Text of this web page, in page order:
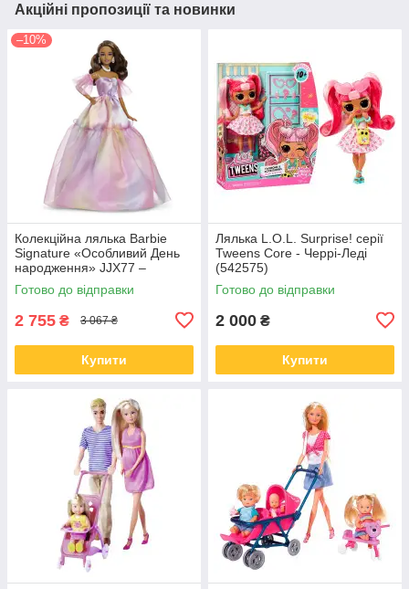
Акційні пропозиції та новинки
–10%
Колекційна лялька Barbie
Signature «Особливий День
народження» JJX77 –
святкова Barbie Birthday
Wishes у подарунковій
Готово до відправки
2 755 ₴ 3 067 ₴
Купити
Лялька L.O.L. Surprise! серії
Tweens Core - Черрі-Леді
(542575)
Готово до відправки
2 000 ₴
Купити